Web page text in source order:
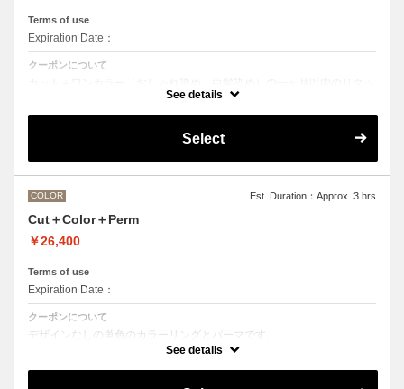
Terms of use
Expiration Date：
クーポンについて
See details
Select
COLOR Est. Duration：Approx. 3 hrs
Cut＋Color＋Perm
￥26,400
Terms of use
Expiration Date：
クーポンについて
デザインなしの単色のカラーリングとパーマです。
マ、ツイストパーマなどをご希望の方は最終受付時間が変わるため、別
See details